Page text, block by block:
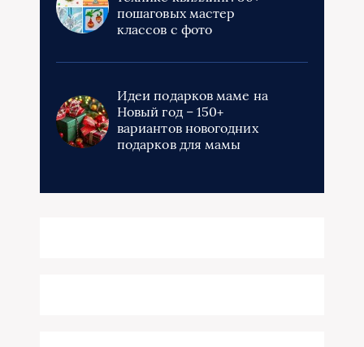
пошаговых мастер
классов с фото
Идеи подарков маме на
Новый год – 150+
вариантов новогодних
подарков для мамы